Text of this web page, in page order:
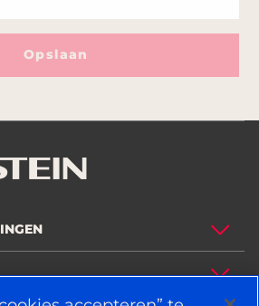
Opslaan